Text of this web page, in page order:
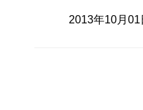
2013年10月01